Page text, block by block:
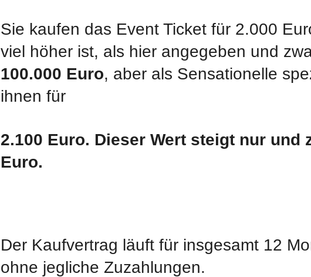
Sie kaufen das Event Ticket für 2.000
viel höher ist, als hier angegeben und
100.000 Euro, aber als Sensationelle
ihnen für
2.100 Euro. Dieser Wert steigt nur und
Euro.
Der Kaufvertrag läuft für insgesamt 12
ohne jegliche Zuzahlungen.